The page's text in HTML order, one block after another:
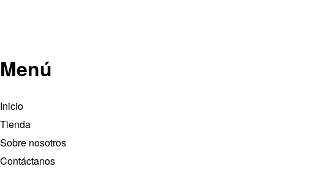
Menú
Inicio
Tienda
Sobre nosotros
Contáctanos